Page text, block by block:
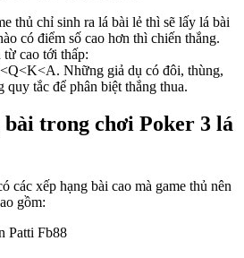
thủ chỉ sinh ra lá bài lẻ thì sẽ lấy lá bài
có điểm số cao hơn thì chiến thắng.
cao tới thấp:
Những giả dụ có đôi, thùng,
quy tắc để phân biệt thắng thua.
bài trong chơi Poker 3 lá
các xếp hạng bài cao mà game thủ nên
gồm: